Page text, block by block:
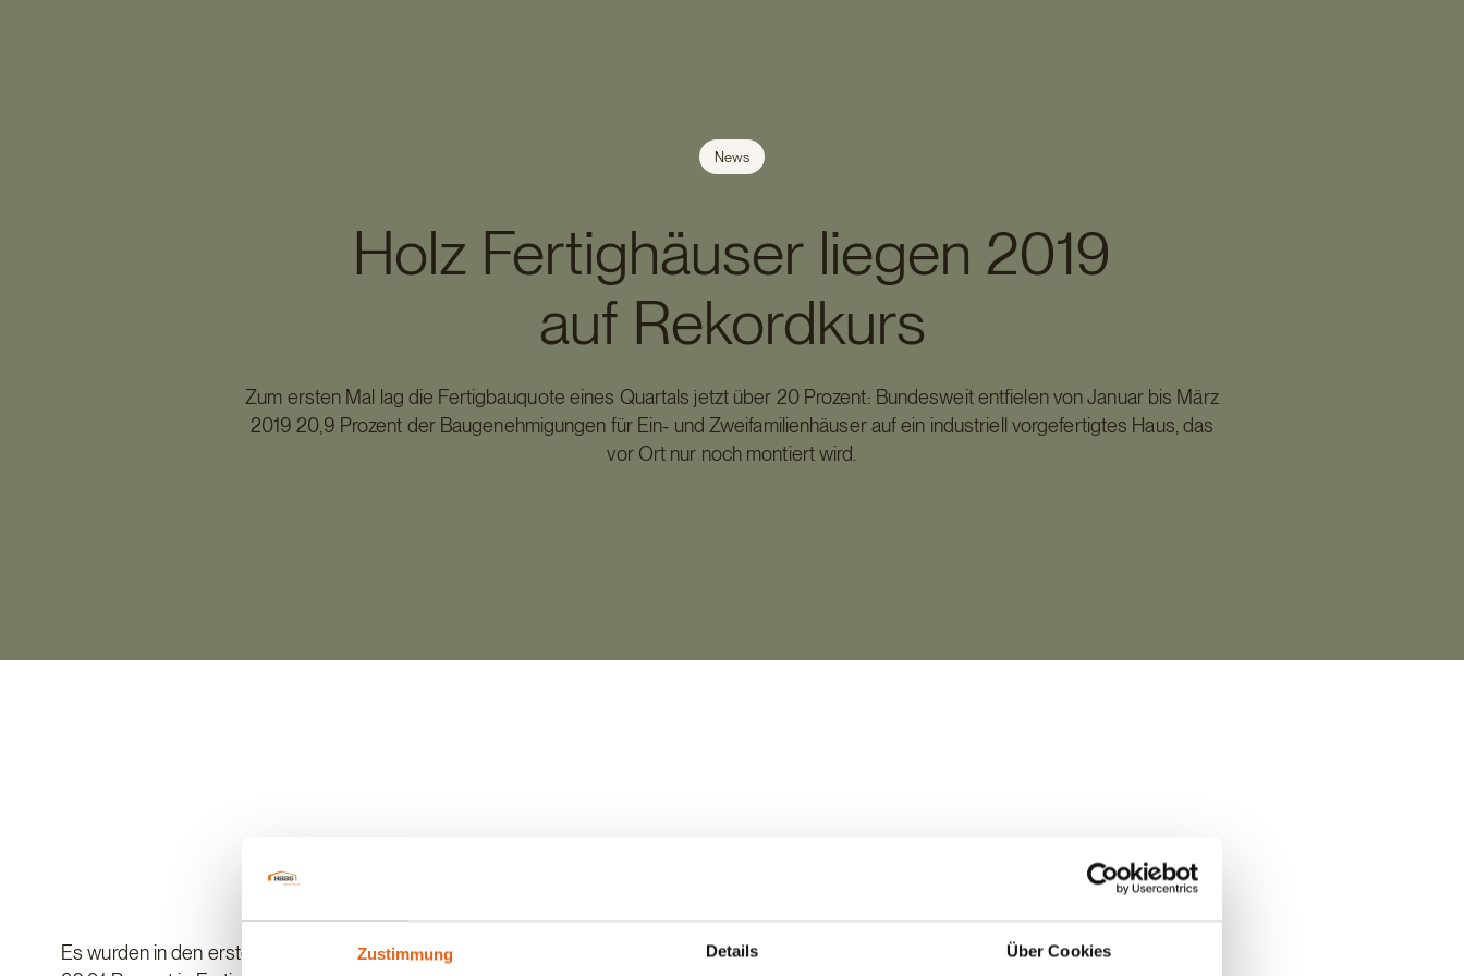
Zustimmung Details Über Cookies
News
Holz Fertighäuser liegen 2019
auf Rekordkurs
Zum ersten Mal lag die Fertigbauquote eines Quartals jetzt über 20 Prozent: Bundesweit entfielen von Januar bis März
2019 20,9 Prozent der Baugenehmigungen für Ein- und Zweifamilienhäuser auf ein industriell vorgefertigtes Haus, das
vor Ort nur noch montiert wird.
Es wurden in den ersten drei Monaten des Jahres 2019 23.605 neue Ein- und Zweifamilienhäuser genehmigt, davon